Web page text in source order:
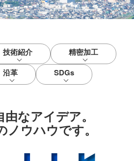
技術紹介
精密加工
沿革 SDGs
なアイデア。
ウハウです。